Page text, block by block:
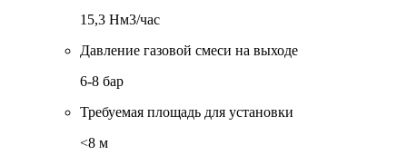
15,3 Нм3/час
Давление газовой смеси на выходе
6-8 бар
Требуемая площадь для установки
<8 м